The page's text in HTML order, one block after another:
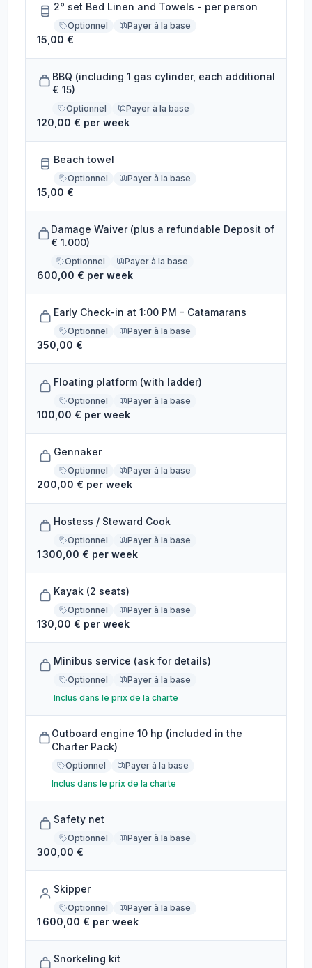
2° set Bed Linen and Towels - per person
Optionnel Payer à la base
15,00 €
BBQ (including 1 gas cylinder, each additional
€ 15)
Optionnel Payer à la base
120,00 € per week
Beach towel
Optionnel Payer à la base
15,00 €
Damage Waiver (plus a refundable Deposit of
€ 1.000)
Optionnel Payer à la base
600,00 € per week
Early Check-in at 1:00 PM - Catamarans
Optionnel Payer à la base
350,00 €
Floating platform (with ladder)
Optionnel Payer à la base
100,00 € per week
Gennaker
Optionnel Payer à la base
200,00 € per week
Hostess / Steward Cook
Optionnel Payer à la base
1 300,00 € per week
Kayak (2 seats)
Optionnel Payer à la base
130,00 € per week
Minibus service (ask for details)
Optionnel
Payer à la base
Inclus dans le prix de la charte
Outboard engine 10 hp (included in the
Charter Pack)
Optionnel
Payer à la base
Inclus dans le prix de la charte
Safety net
Optionnel Payer à la base
300,00 €
Skipper
Optionnel Payer à la base
1 600,00 € per week
Snorkeling kit